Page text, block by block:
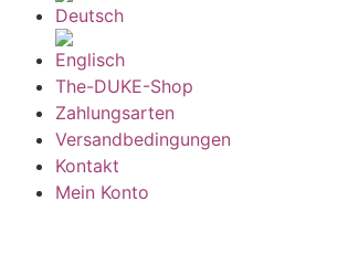
The-DUKE-Shop
Zahlungsarten
Versandbedingungen
Kontakt
Mein Konto